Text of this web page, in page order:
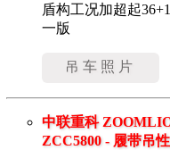
盾构工况加超起
一版
吊车照片
中联重科
ZCC5800 - 履带吊